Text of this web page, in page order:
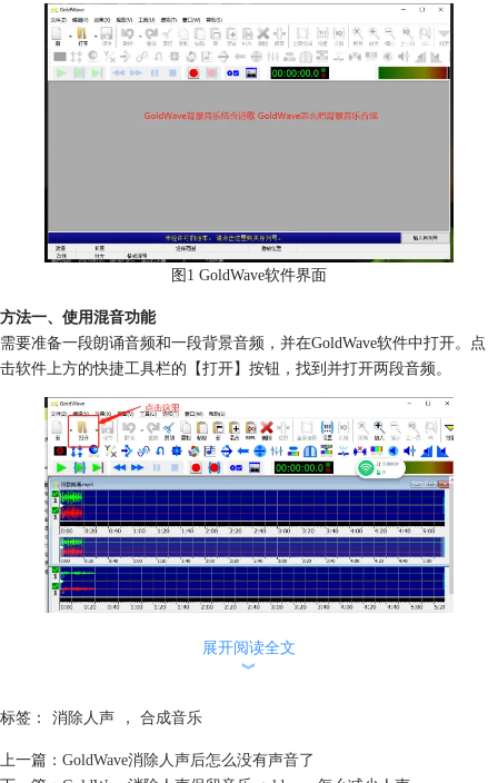
图1 GoldWave软件界面
方法一、使用混音功能
需要准备一段朗诵音频和一段背景音频，并在GoldWave软件中打开。点
击软件上方的快捷工具栏的【打开】按钮，找到并打开两段音频。
2 导入音频文件界面
点击选择背景音乐全选音乐，然后点击GoldWave软件工具栏上方的【复
菜单栏【编辑】按钮，在其下拉菜单中找到【混合】按扭并点击进入混合
展开阅读全文
︾
标签： 消除人声 ， 合成音乐
上一篇： GoldWave消除人声后怎么没有声音了